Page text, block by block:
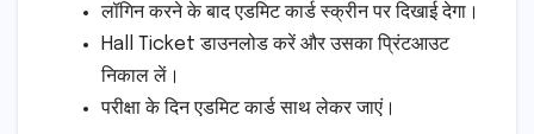
लॉगिन करने के बाद एडमिट कार्ड स्क्रीन पर दिखाई देगा।
Hall Ticket डाउनलोड करें और उसका प्रिंटआउट
निकाल लें।
परीक्षा के दिन एडमिट कार्ड साथ लेकर जाएं।